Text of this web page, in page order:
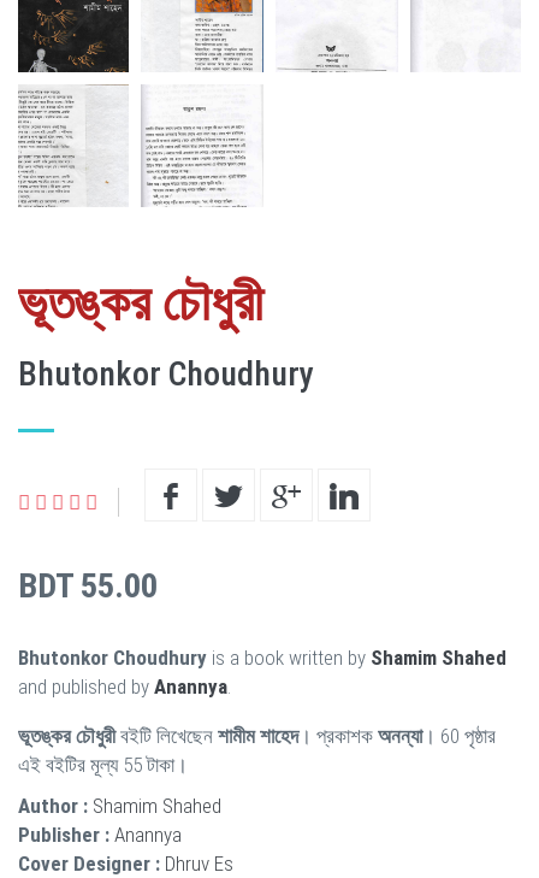
ভূতঙ্কর চৌধুরী
Bhutonkor Choudhury
BDT 55.00
Bhutonkor Choudhury is a book written by Shamim Shahed
and published by Anannya
ভূতঙ্কর চৌধুরীবইটি লিখেছেন শামীম শাহেদ। প্রকাশক অনন্যা। 60 পৃষ্ঠার
এই বইটির মূল্য 55 টাকা।
Author : Shamim Shahed
Publisher : Anannya
Cover Designer : Dhruv Es